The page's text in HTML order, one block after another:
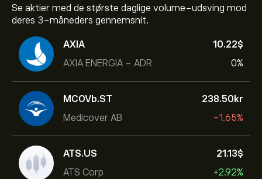
Se aktier med de største daglige volume-udsving mod
deres 3-måneders gennemsnit.
AXIA
AXIA ENERGIA - ADR
10.22‎$‎
0%
MCOVb.ST
Medicover AB
238.50‎kr‎
-1.65%
ATS.US
ATS Corp
21.13‎$‎
+2.92%